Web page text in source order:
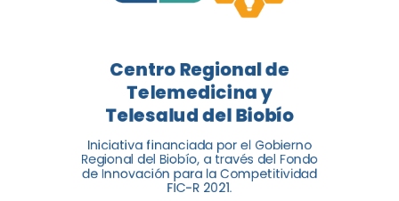
BIOBÍO
El Centro Regional de
Telemedicina y Telesalud del
Biobío presenta el balance de
tres años acercando la salud
digital a los habitantes...
Centro Regional de
Telemedicina y
Telesalud del Biobío
Iniciativa financiada por el Gobierno
Regional del Biobío, a través del Fondo
de Innovación para la Competitividad
FIC-R 2021.